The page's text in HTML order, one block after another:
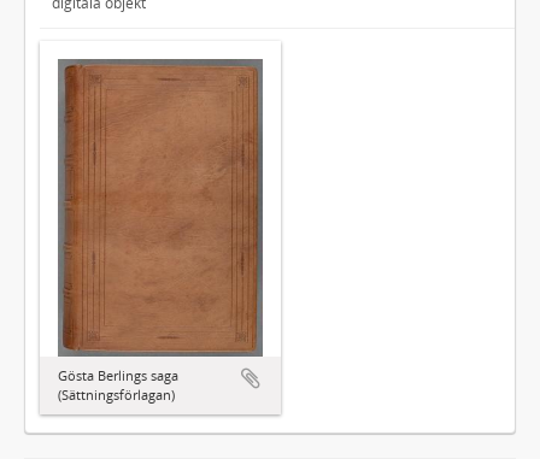
Gösta Berlings saga
(Sättningsförlagan)